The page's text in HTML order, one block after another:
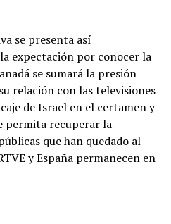
se presenta así
expectación por conocer la
se sumará la presión
relación con las televisiones
de Israel en el certamen y
permita recuperar la
que han quedado al
y España permanecen en